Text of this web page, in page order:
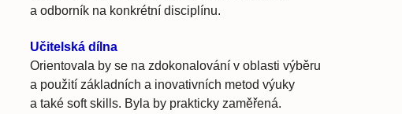
a odborník na konkrétní disciplínu.
Učitelská dílna
Orientovala by se na zdokonalování v oblasti výběru
a použití základních a inovativních metod výuky
a také soft skills. Byla by prakticky zaměřená.